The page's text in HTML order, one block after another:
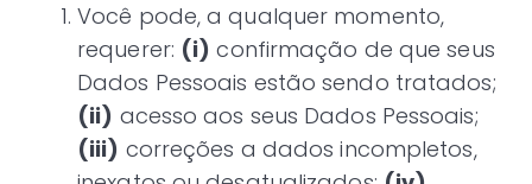
Você pode, a qualquer momento,
requerer: (i) confirmação de que seus
Dados Pessoais estão sendo tratados;
(ii) acesso aos seus Dados Pessoais;
(iii) correções a dados incompletos,